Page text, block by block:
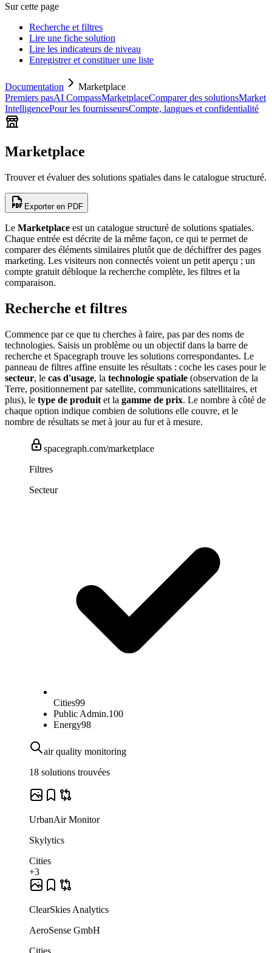
Sur cette page
Recherche et filtres
Lire une fiche solution
Lire les indicateurs de niveau
Enregistrer et constituer une liste
Documentation
Marketplace
Premiers pasAI CompassMarketplaceComparer des solutionsMarket
IntelligencePour les fournisseursCompte, langues et confidentialité
Marketplace
Trouver et évaluer des solutions spatiales dans le catalogue structuré.
Exporter en PDF
Le Marketplace est un catalogue structuré de solutions spatiales.
Chaque entrée est décrite de la même façon, ce qui te permet de
comparer des éléments similaires plutôt que de déchiffrer des pages
marketing. Les visiteurs non connectés voient un petit aperçu ; un
compte gratuit débloque la recherche complète, les filtres et la
comparaison.
Recherche et filtres
Commence par ce que tu cherches à faire, pas par des noms de
technologies. Saisis un problème ou un objectif dans la barre de
recherche et Spacegraph trouve les solutions correspondantes. Le
panneau de filtres affine ensuite les résultats : coche les cases pour le
secteur, le cas d'usage, la technologie spatiale (observation de la
Terre, positionnement par satellite, communications satellitaires, et
plus), le type de produit et la gamme de prix. Le nombre à côté de
chaque option indique combien de solutions elle couvre, et le
nombre de résultats se met à jour au fur et à mesure.
spacegraph.com/marketplace
Filtres
Secteur
Cities99
Public Admin.100
Energy98
air quality monitoring
18 solutions trouvées
UrbanAir Monitor
Skylytics
Cities
+3
ClearSkies Analytics
AeroSense GmbH
Cities